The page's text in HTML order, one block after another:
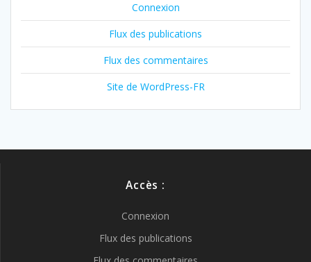
Connexion
Flux des publications
Flux des commentaires
Site de WordPress-FR
Accès :
Connexion
Flux des publications